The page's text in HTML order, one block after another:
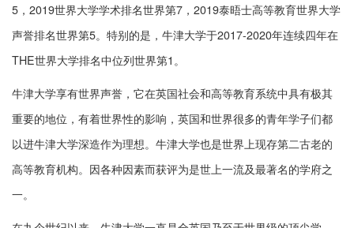
5，2019世界大学学术排名世界第7，2019泰晤士高等教育世界大学
声誉排名世界第5。特别的是，牛津大学于2017-2020年连续四年在
THE世界大学排名中位列世界第1。
牛津大学享有世界声誉，它在英国社会和高等教育系统中具有极其
重要的地位，有着世界性的影响，英国和世界很多的青年学子们都
以进牛津大学深造作为理想。牛津大学也是世界上现存第二古老的
高等教育机构。因各种因素而获评为是世上一流及最著名的学府之
一。